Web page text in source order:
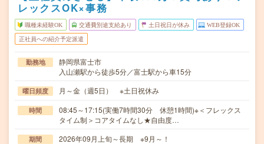
レックスOK×事務
職種未経験OK 交通費別途支給あり 土日祝日が休み WEB登録OK
正社員への紹介予定派遣
勤務地
静岡県富士市
入山瀬駅から徒歩5分／富士駅から車15分
曜日頻度 月～金（週5日） ※土日祝休み
時間
08:45～17:15(実働7時間30分 休憩1時間)※＜フレックス
タイム制＞コアタイムなし★自由度…
期間 2026年09月上旬～長期 ※9月～！